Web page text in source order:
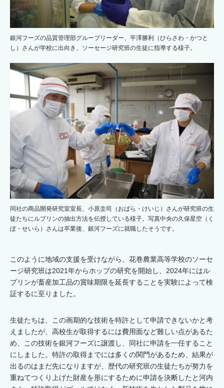
銀河フーズの品質管理部グループリーダー、平澤勝利（ひらさわ・かつと
し）さんが学校に出向き、ソーセージ研究班の生徒に指導する様子。
同社の商品開発研究室室長、小原圭司（おばら・けいじ）さんが研究班の生
徒たちにルプリンの抽出方法を伝授している様子。写真中央の久保星空（く
ぼ・せいら）さんは卒業後、銀河フーズに就職したそうです。
このように地域の支援を受けながら、花巻農業高等学校のソーセ
ージ研究班は2021年からホップの研究を開始し、2024年にはル
プリンが畜産加工品の賞味期限を延長することを実験によって検
証するに至りました。
生徒たちは、この画期的な技術を特許として申請できないかと考
えましたが、高校生が取得するには費用面など難しい点があるた
め、この技術を銀河フーズに譲渡し、同社に申請を一任すること
にしました。特許の取得までには多くの関門があるため、結果が
出るのはまだ先になりますが、歴代の研究班の生徒たちが努力を
重ねてつくり上げた財産を形にするために申請を決断したと河内